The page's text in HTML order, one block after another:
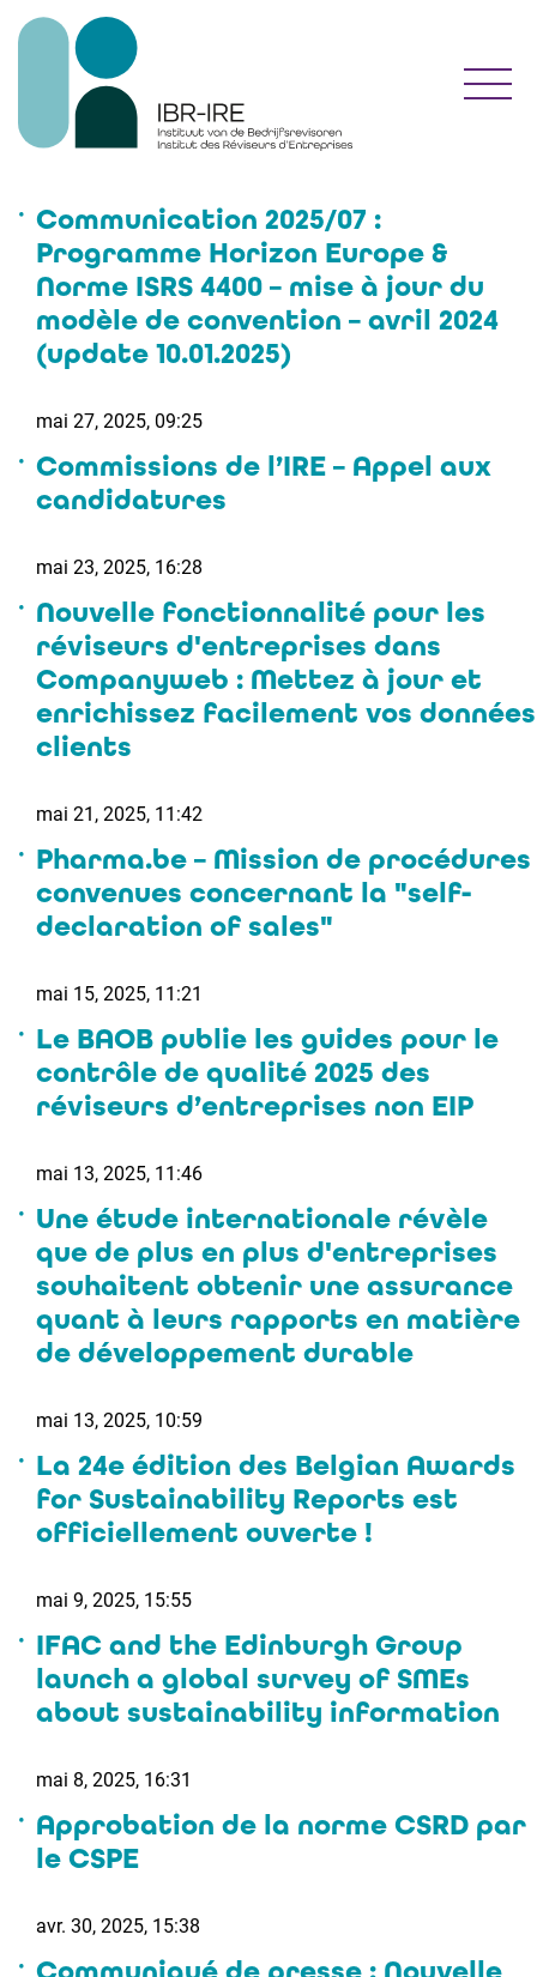
Communication 2025/07 :
Programme Horizon Europe &
Norme ISRS 4400 – mise à jour du
modèle de convention – avril 2024
(update 10.01.2025)
mai 27, 2025, 09:25
Commissions de l’IRE – Appel aux
candidatures
mai 23, 2025, 16:28
Nouvelle fonctionnalité pour les
réviseurs d'entreprises dans
Companyweb : Mettez à jour et
enrichissez facilement vos données
clients
mai 21, 2025, 11:42
Pharma.be – Mission de procédures
convenues concernant la "self-
declaration of sales"
mai 15, 2025, 11:21
Le BAOB publie les guides pour le
contrôle de qualité 2025 des
réviseurs d’entreprises non EIP
mai 13, 2025, 11:46
Une étude internationale révèle
que de plus en plus d'entreprises
souhaitent obtenir une assurance
quant à leurs rapports en matière
de développement durable
mai 13, 2025, 10:59
La 24e édition des Belgian Awards
for Sustainability Reports est
officiellement ouverte !
mai 9, 2025, 15:55
IFAC and the Edinburgh Group
launch a global survey of SMEs
about sustainability information
mai 8, 2025, 16:31
Approbation de la norme CSRD par
le CSPE
avr. 30, 2025, 15:38